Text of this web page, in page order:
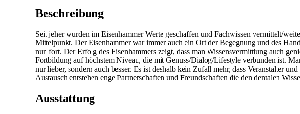
Beschreibung
Seit jeher wurden im Eisenhammer Werte geschaffen und Fachwissen vermittelt/
Mittelpunkt. Der Eisenhammer war immer auch ein Ort der Begegnung und des
nun fort. Der Erfolg des Eisenhammers zeigt, dass man Wissensvermittlung auch
Fortbildung auf höchstem Niveau, die mit Genuss/Dialog/Lifestyle verbunden ist.
nur lieber, sondern auch besser. Es ist deshalb kein Zufall mehr, dass Veranstalter
Austausch entstehen enge Partnerschaften und Freundschaften die den dentalen
Ausstattung